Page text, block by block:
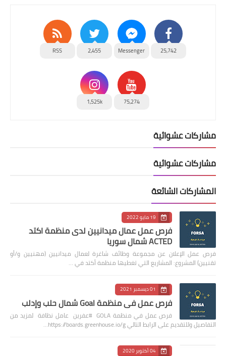
25,742
Messenger
2,455
RSS
75,274
1,525k
مشاركات عشوائية
مشاركات عشوائية
المشاركات الشائعة
19 مايو 2022
فرص عمل عمال ميدانيين لدى منظمة اكتد
ACTED شمال سوريا
فرص عمل الإعلان عن مجموعة وظائف شاغرة لعمال ميدانيين (مهنيين و/أو
تقنيين) المشروع: المشاريع التي تغطيها منظمة أكتد في …
01 ديسمبر 2021
فرص عمل في منظمة Goal شمال حلب وإدلب
فرص عمل في منظمة GOLA #عفرين عامل نظافة لمزيد من
التفاصيل وللتقديم على الرابط التالي https://boards.greenhouse.io/g…
04 أكتوبر 2020